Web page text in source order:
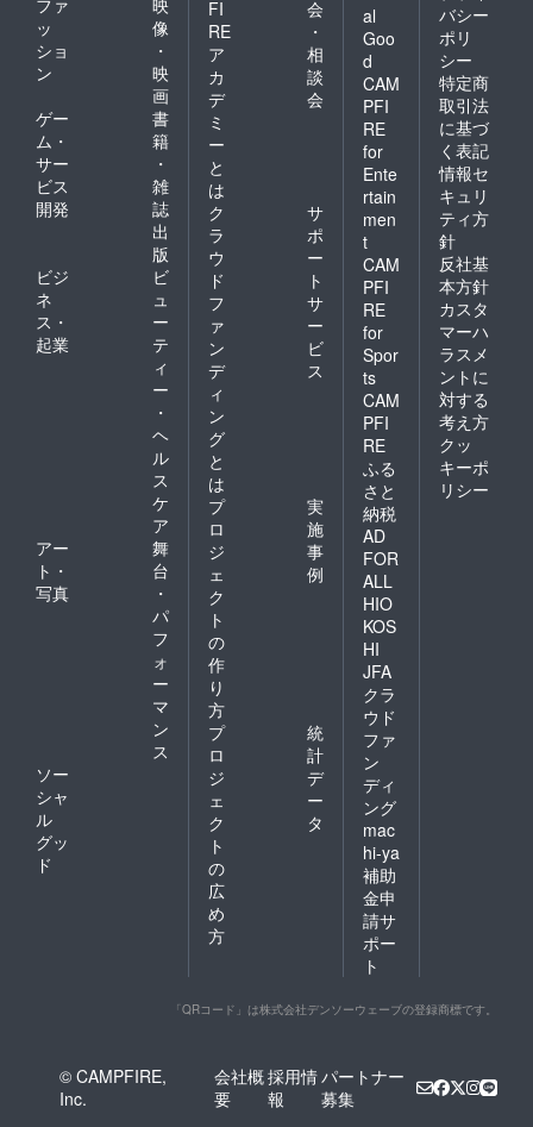
ッ
ショ
ン
像
・
映
画
ゲー
ム・
サー
ビス
開発
書
籍
・
雑
誌
出
版
ビジ
ネ
ス・
起業
ビ
ュ
ー
テ
ィ
ー
・
ヘ
ル
ス
ケ
ア
アー
ト・
写真
舞
台
・
パ
フ
ォ
ー
マ
ン
ス
ソー
シャ
ル
グッ
ド
FI
RE
ア
カ
デ
ミ
ー
と
は
会
・
相
談
会
ク
ラ
ウ
ド
フ
ァ
ン
デ
ィ
ン
グ
と
は
サ
ポ
ー
ト
サ
ー
ビ
ス
プ
ロ
ジ
ェ
ク
ト
の
作
り
方
実
施
事
例
プ
ロ
ジ
ェ
ク
ト
の
広
め
方
統
計
デ
ー
タ
al
Goo
d
CAM
PFI
RE
for
Ente
rtain
men
t
CAM
PFI
RE
for
Spor
ts
CAM
PFI
RE
ふる
さと
納税
AD
FOR
ALL
HIO
KOS
HI
JFA
クラ
ウド
ファ
ン
ディ
ング
mac
hi-ya
補助
金申
請サ
ポー
ト
バシー
ポリ
シー
特定商
取引法
に基づ
く表記
情報セ
キュリ
ティ方
針
反社基
本方針
カスタ
マーハ
ラスメ
ントに
対する
考え方
クッ
キーポ
リシー
「QRコード」は株式会社デンソーウェーブの登録商標です。
© CAMPFIRE,
Inc.
会社概
要
採用情
報
パートナー
募集